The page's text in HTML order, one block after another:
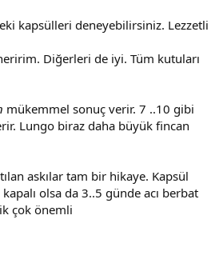
kapsülleri deneyebilirsiniz. Lezzetli
Diğerleri de iyi. Tüm kutuları
mükemmel sonuç verir. 7 ..10 gibi
Lungo biraz daha büyük fincan
askılar tam bir hikaye. Kapsül
olsa da 3..5 günde acı berbat
çok önemli